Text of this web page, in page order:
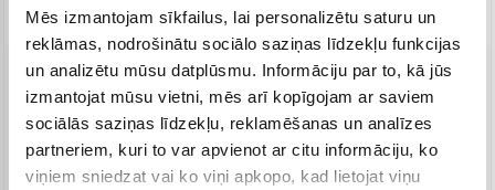
Mēs izmantojam sīkfailus, lai personalizētu saturu un
reklāmas, nodrošinātu sociālo saziņas līdzekļu funkcijas
un analizētu mūsu datplūsmu. Informāciju par to, kā jūs
izmantojat mūsu vietni, mēs arī kopīgojam ar saviem
sociālās saziņas līdzekļu, reklamēšanas un analīzes
partneriem, kuri to var apvienot ar citu informāciju, ko
viņiem sniedzat vai ko viņi apkopo, kad lietojat viņu
Venipak pakomāts (2,99 €)
Augusts 27d. - Septembris 4d.
Venipak Kurjers (4,99 €)
Apmaksā pilnu summu skaidrā naudā piegādes brīdī.